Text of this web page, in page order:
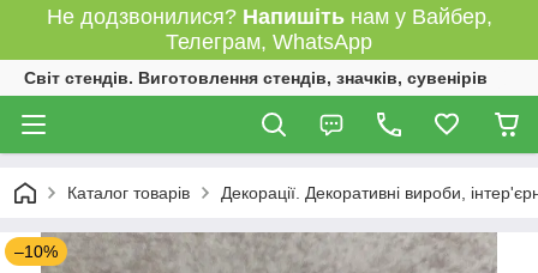
Не додзвонилися? Напишітьнам у Вайбер,
Телеграм, WhatsApp
Світ стендів. Виготовлення стендів, значків, сувенірів
Каталог товарів Декорації. Декоративні вироби,
–10%